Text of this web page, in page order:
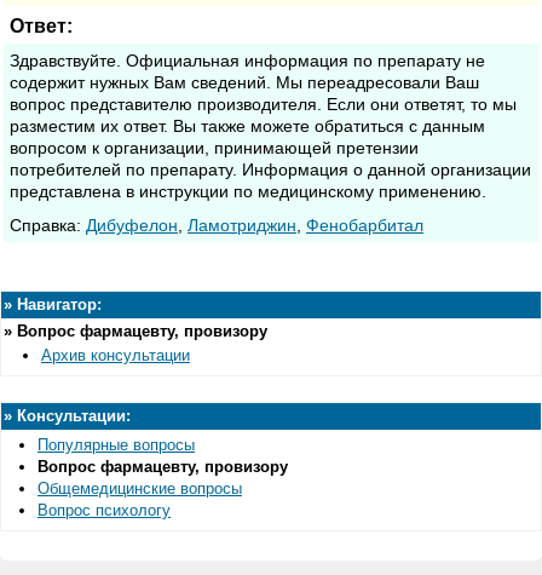
Ответ:
Здравствуйте. Официальная информация по препарату не
содержит нужных Вам сведений. Мы переадресовали Ваш
вопрос представителю производителя. Если они ответят, то мы
разместим их ответ. Вы также можете обратиться с данным
вопросом к организации, принимающей претензии
потребителей по препарату. Информация о данной организации
представлена в инструкции по медицинскому применению.
Cправка: Дибуфелон Ламотриджин Фенобарбитал
» Навигатор:
» Вопрос фармацевту, провизору
Архив консультации
» Консультации:
Популярные вопросы
Вопрос фармацевту, провизору
Общемедицинские вопросы
Вопрос психологу